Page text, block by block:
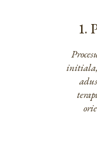
1.
initiala,